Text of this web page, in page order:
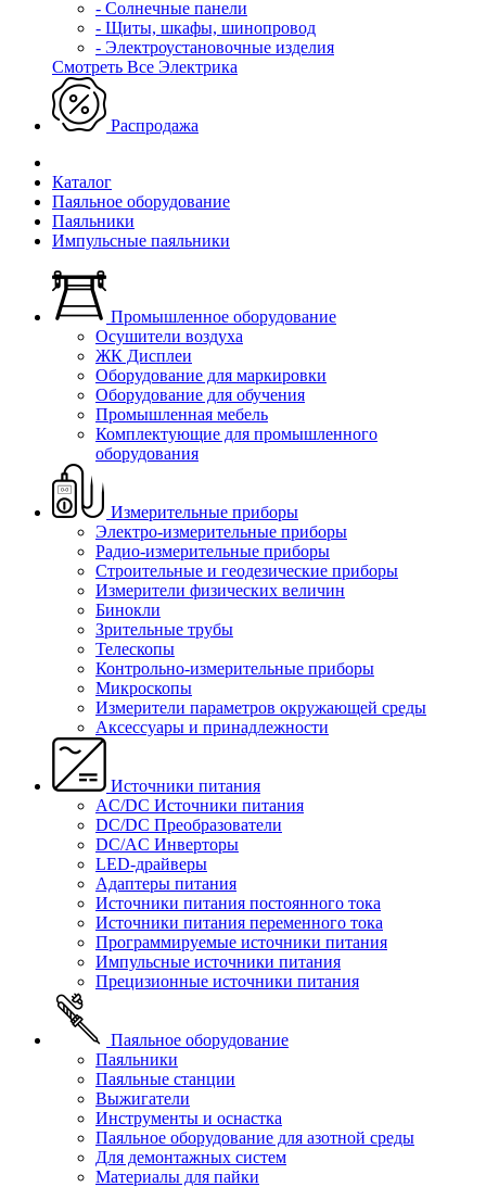
- Солнечные панели
- Щиты, шкафы, шинопровод
- Электроустановочные изделия
Смотреть Все Электрика
Распродажа
Каталог
Паяльное оборудование
Паяльники
Импульсные паяльники
Промышленное оборудование
Осушители воздуха
ЖК Дисплеи
Оборудование для маркировки
Оборудование для обучения
Промышленная мебель
Комплектующие для промышленного
оборудования
Измерительные приборы
Электро-измерительные приборы
Радио-измерительные приборы
Строительные и геодезические приборы
Измерители физических величин
Бинокли
Зрительные трубы
Телескопы
Контрольно-измерительные приборы
Микроскопы
Измерители параметров окружающей среды
Аксессуары и принадлежности
Источники питания
AC/DC Источники питания
DC/DC Преобразователи
DC/AC Инверторы
LED-драйверы
Адаптеры питания
Источники питания постоянного тока
Источники питания переменного тока
Программируемые источники питания
Импульсные источники питания
Прецизионные источники питания
Паяльное оборудование
Паяльники
Паяльные станции
Выжигатели
Инструменты и оснастка
Паяльное оборудование для азотной среды
Для демонтажных систем
Материалы для пайки